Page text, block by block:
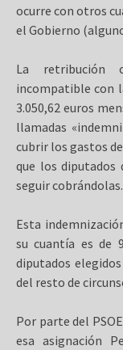
ocurre con otros
el Gobierno
La retribución
incompatible con
3.050,62 euros
llamadas
cubrir los gastos
que los diputados
seguir cobrándolas.
Esta
su cuantía es de
diputados
del resto de
Por parte del
esa asignación